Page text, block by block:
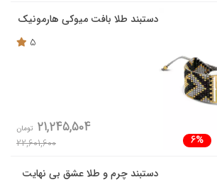
دستبند طلا بافت میوکی هارمونیک
5
6%
21,245,504 تومان
22,601,600
دستبند چرم و طلا عشق بی نهایت